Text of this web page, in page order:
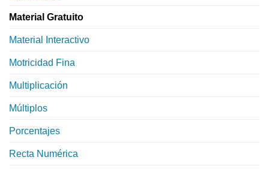
Material Gratuito
Material Interactivo
Motricidad Fina
Multiplicación
Múltiplos
Porcentajes
Recta Numérica